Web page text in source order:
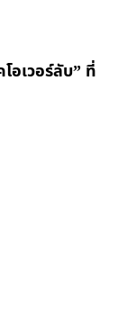
อเวอร์ลับ” ที่